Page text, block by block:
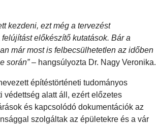
kezdeni, ezt még a tervezést
előkészítő kutatások. Bár a
már most is felbecsülhetetlen az időben
során”– hangsúlyozta Dr. Nagy Veronika.
építéstörténeti tudományos
védettség alatt áll, ezért előzetes
és kapcsolódó dokumentációk az
szolgáltak az épületekre és a vár